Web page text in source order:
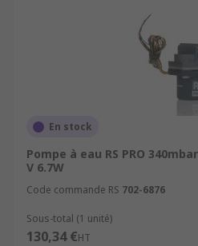
En stock
Pompe à eau RS PRO
V 6.7W
Code commande RS 702-6876
Sous-total (1 unité)
130,34 €HT